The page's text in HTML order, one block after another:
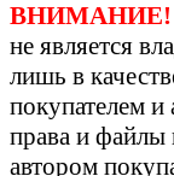
ВНИМАНИЕ!
не является
лишь в
покупателем и
права и файлы
автором